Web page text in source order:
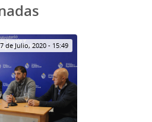
7 de Julio, 2020 - 15:49